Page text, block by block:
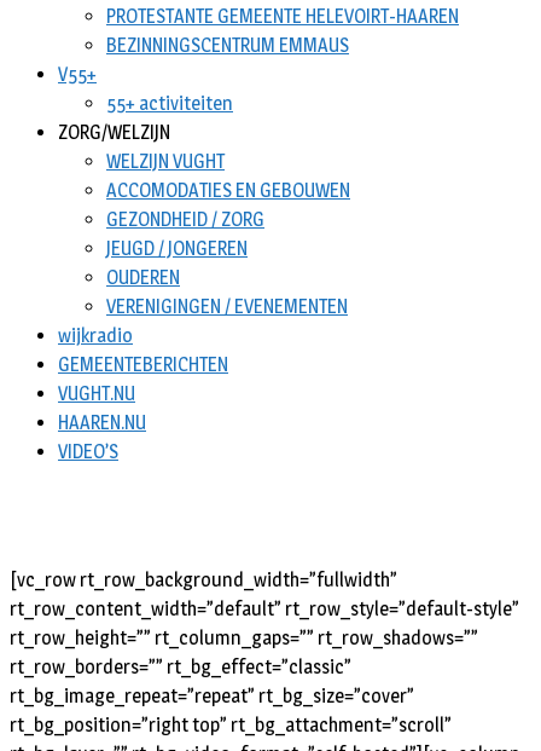
PROTESTANTE GEMEENTE HELEVOIRT-HAAREN
BEZINNINGSCENTRUM EMMAUS
V55+
55+ activiteiten
ZORG/WELZIJN
WELZIJN VUGHT
ACCOMODATIES EN GEBOUWEN
GEZONDHEID / ZORG
JEUGD / JONGEREN
OUDEREN
VERENIGINGEN / EVENEMENTEN
wijkradio
GEMEENTEBERICHTEN
VUGHT.NU
HAAREN.NU
VIDEO’S
[vc_row rt_row_background_width=”fullwidth”
rt_row_content_width=”default” rt_row_style=”default-style”
rt_row_height=”” rt_column_gaps=”” rt_row_shadows=””
rt_row_borders=”” rt_bg_effect=”classic”
rt_bg_image_repeat=”repeat” rt_bg_size=”cover”
rt_bg_position=”right top” rt_bg_attachment=”scroll”